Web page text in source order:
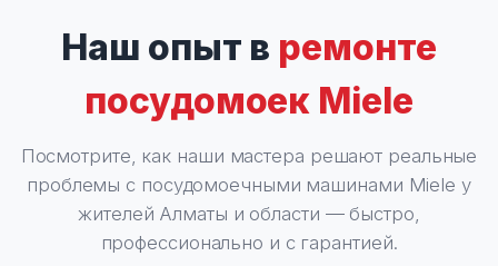
Наш опыт в ремонте
посудомоек Miele
Посмотрите, как наши мастера решают реальные
проблемы с посудомоечными машинами Miele у
жителей Алматы и области — быстро,
профессионально и с гарантией.